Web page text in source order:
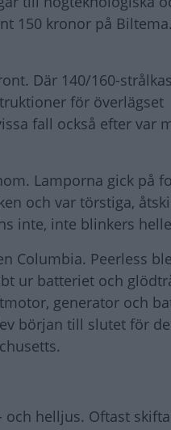
150 kronor på Biltema.
Där 140/160-
för överlägset
fall också efter var
Lamporna gick på
och var törstiga,
inte, inte blinkers
Columbia. Peerless
ur batteriet och
generator och
början till slutet för
och helljus. Oftast